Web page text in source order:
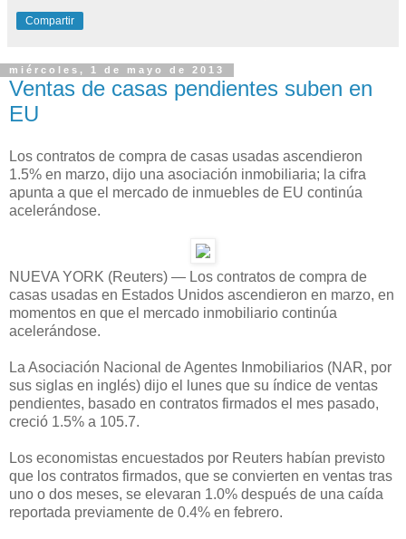
Compartir
miércoles, 1 de mayo de 2013
Ventas de casas pendientes suben en
EU
Los contratos de compra de casas usadas ascendieron
1.5% en marzo, dijo una asociación inmobiliaria; la cifra
apunta a que el mercado de inmuebles de EU continúa
acelerándose.
NUEVA YORK (Reuters) — Los contratos de compra de
casas usadas en Estados Unidos ascendieron en marzo, en
momentos en que el mercado inmobiliario continúa
acelerándose.
La Asociación Nacional de Agentes Inmobiliarios (NAR, por
sus siglas en inglés) dijo el lunes que su índice de ventas
pendientes, basado en contratos firmados el mes pasado,
creció 1.5% a 105.7.
Los economistas encuestados por Reuters habían previsto
que los contratos firmados, que se convierten en ventas tras
uno o dos meses, se elevaran 1.0% después de una caída
reportada previamente de 0.4% en febrero.